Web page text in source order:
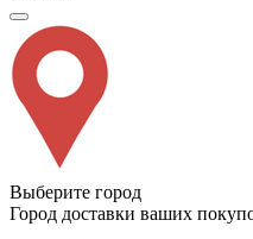
Выберите город
Город доставки ваших